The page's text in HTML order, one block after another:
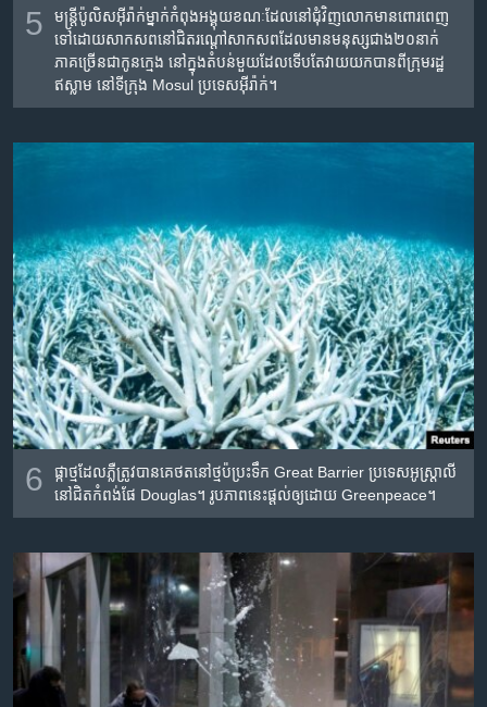
5
មន្ត្រី​ប៉ូលិស​អ៊ីរ៉ាក់​ម្នាក់​កំពុង​អង្គុយ​ខណៈ​ដែល​នៅ​ជុំវិញ​លោក​មាន​ពោរពេញ​
ទៅ​ដោយ​សាក​សព​​នៅ​ជិត​រណ្ដៅ​សាកសព​ដែល​មាន​មនុស្ស​ជាង​២០​នាក់
ភាគ​ច្រើន​ជា​កូន​ក្មេង​ នៅ​ក្នុង​តំបន់​មួយ​ដែល​ទើប​តែ​វាយ​យក​បាន​ពី​ក្រុម​រដ្ឋ​
ឥស្លាម នៅ​ទីក្រុង​ Mosul ប្រទេសអ៊ីរ៉ាក់។
6
ផ្កាថ្ម​ដែល​ភ្លឺ​ត្រូវ​បាន​គេ​ថត​នៅ​ថ្ម​ប៉ប្រះទឹក​ Great Barrier ប្រទេស​អូស្ត្រាលី​
នៅ​ជិត​កំពង់ផែ Douglas។ រូបភាព​នេះ​ផ្តល់​ឲ្យ​ដោយ​ Greenpeace។